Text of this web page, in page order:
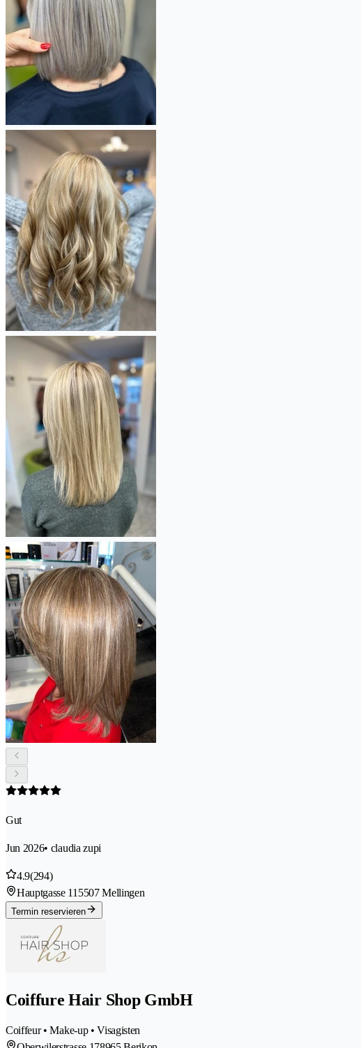
Gut
Jun 2026• claudia zupi
4.9(294)
Hauptgasse 11 5507 Mellingen
Termin reservieren
Coiffure Hair Shop GmbH
Coiffeur • Make-up • Visagisten